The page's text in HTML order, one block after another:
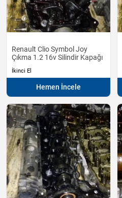
Renault Clio Symbol Joy
Çıkma 1.2 16v Silindir Kapağı
İkinci El
Hemen İncele